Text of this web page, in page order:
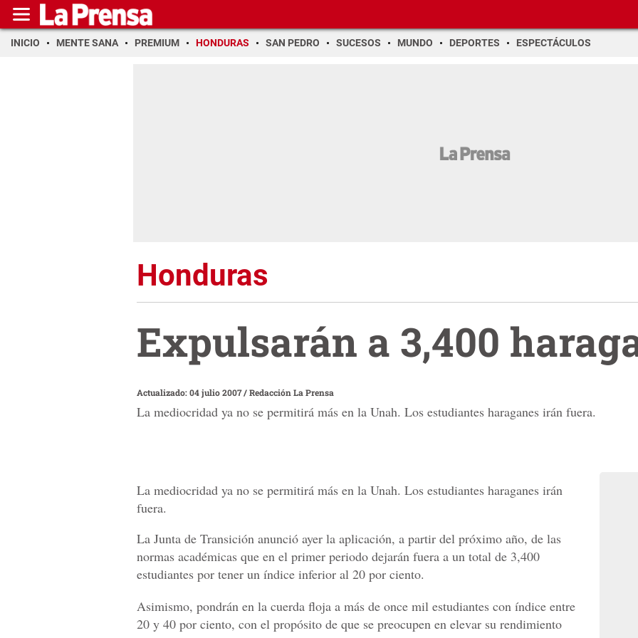
INICIO MENTE SANA PREMIUM HONDURAS SAN PEDRO SUCESOS MUNDO DEPORTES ESPECTÁCULOS
Honduras
Expulsarán a 3,400
Actualizado: 04 julio 2007/Redacción La Prensa
La mediocridad ya no se permitirá más en la Unah. Los estudiantes haraganes irán fuera.
La mediocridad ya no se permitirá más en la Unah. Los estudiantes haraganes irán
fuera.
La Junta de Transición anunció ayer la aplicación, a partir del próximo año, de las
normas académicas que en el primer periodo dejarán fuera a un total de 3,400
estudiantes por tener un índice inferior al 20 por ciento.
Asimismo, pondrán en la cuerda floja a más de once mil estudiantes con índice entre
20 y 40 por ciento, con el propósito de que se preocupen en elevar su rendimiento